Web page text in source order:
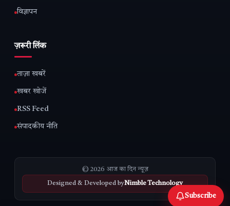
विज्ञापन
ज़रूरी लिंक
ताज़ा खबरें
खबर खोजें
RSS Feed
संपादकीय नीति
© 2026 आज का दिन न्यूज़
Designed & Developed byNimble Technology
Subscribe